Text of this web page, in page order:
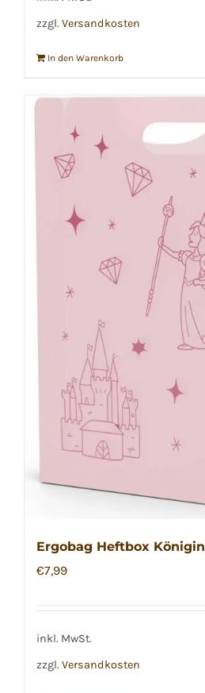
zzgl. Versandkosten
In den Warenkorb
Ergobag Heftbox Königin
€7,99
inkl. MwSt.
zzgl. Versandkosten